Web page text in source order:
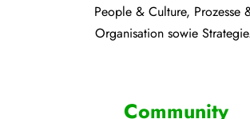
People & Culture, Prozesse
Organisation sowie
Community